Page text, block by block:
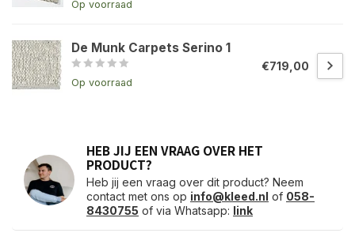
Op voorraad
De Munk Carpets Serino 1
Op voorraad
€719,00
HEB JIJ EEN VRAAG OVER HET
PRODUCT?
Heb jij een vraag over dit product? Neem
contact met ons op info@kleed.nl of 058-
8430755 of via Whatsapp: link